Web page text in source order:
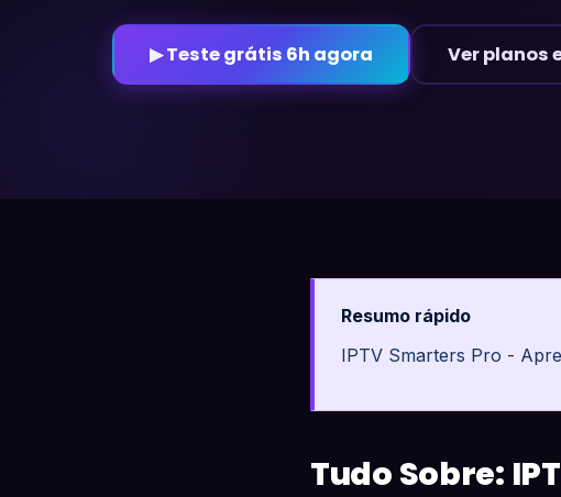
▶ Teste grátis 6h agora Ver planos
Resumo rápido
IPTV Smarters Pro -
Tudo Sobre: